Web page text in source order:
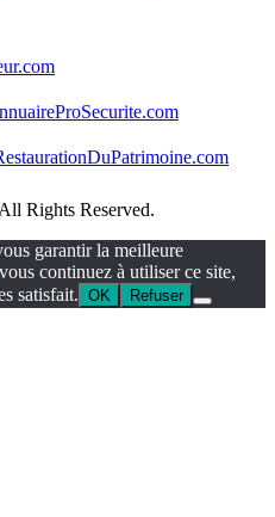
Rights Reserved.
garantir la meilleure
continuez à utiliser ce site,
satisfait. OK Refuser